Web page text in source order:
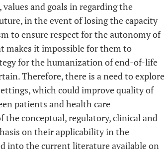
and goals in regarding the
in the event of losing the capacity
to ensure respect for the autonomy of
makes it impossible for them to
for the humanization of end-of-life
Therefore, there is a need to explore
which could improve quality of
patients and health care
the conceptual, regulatory, clinical and
on their applicability in the
into the current literature available on